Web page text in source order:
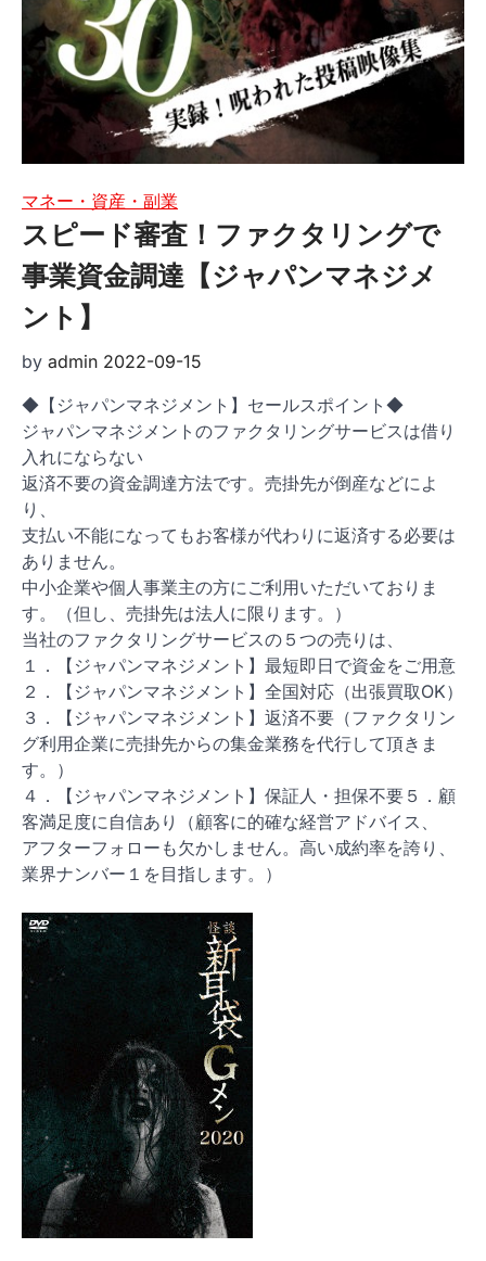
マネー・資産・副業
スピード審査！ファクタリングで
事業資金調達【ジャパンマネジメ
ント】
by admin 2022-09-15
◆【ジャパンマネジメント】セールスポイント◆
ジャパンマネジメントのファクタリングサービスは借り
入れにならない
返済不要の資金調達方法です。売掛先が倒産などによ
り、
支払い不能になってもお客様が代わりに返済する必要は
ありません。
中小企業や個人事業主の方にご利用いただいておりま
す。（但し、売掛先は法人に限ります。）
当社のファクタリングサービスの５つの売りは、
１．【ジャパンマネジメント】最短即日で資金をご用意
２．【ジャパンマネジメント】全国対応（出張買取OK）
３．【ジャパンマネジメント】返済不要（ファクタリン
グ利用企業に売掛先からの集金業務を代行して頂きま
す。）
４．【ジャパンマネジメント】保証人・担保不要５．顧
客満足度に自信あり（顧客に的確な経営アドバイス、
アフターフォローも欠かしません。高い成約率を誇り、
業界ナンバー１を目指します。）